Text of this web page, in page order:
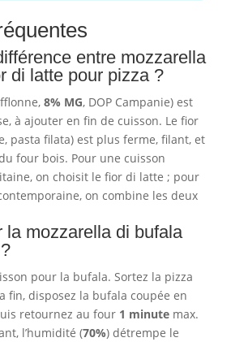
entre mozzarella
di latte pour pizza ?
8% MG, DOP Campanie) est
à ajouter en fin de cuisson. Le fior
pasta filata) est plus ferme, filant, et
four bois. Pour une cuisson
on choisit le fior di latte ; pour
on combine les deux
la mozzarella di bufala
pour la bufala. Sortez la pizza
fin, disposez la bufala coupée en
retournez au four 1 minutemax.
l’humidité (70%) détrempe le